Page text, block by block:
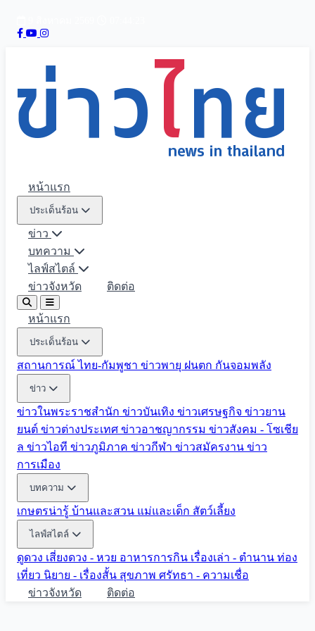
หน้าแรก
ประเด็นร้อน
ข่าว
บทความ
ไลฟ์สไตล์
ข่าวจังหวัด
ติดต่อ
หน้าแรก
ประเด็นร้อน
สถานการณ์ ไทย-กัมพูชา ข่าวพายุ ฝนตก กันจอมพลัง
ข่าว
ข่าวในพระราชสำนัก ข่าวบันเทิง ข่าวเศรษฐกิจ ข่าวยาน
ยนต์ ข่าวต่างประเทศ ข่าวอาชญากรรม ข่าวสังคม - โซเชีย
ล ข่าวไอที ข่าวภูมิภาค ข่าวกีฬา ข่าวสมัครงาน ข่าว
การเมือง
บทความ
เกษตรน่ารู้ บ้านและสวน แม่และเด็ก สัตว์เลี้ยง
ไลฟ์สไตล์
ดูดวง เสี่ยงดวง - หวย อาหารการกิน เรื่องเล่า - ตำนาน ท่อง
เที่ยว นิยาย - เรื่องสั้น สุขภาพ ศรัทธา - ความเชื่อ
ข่าวจังหวัด
ติดต่อ